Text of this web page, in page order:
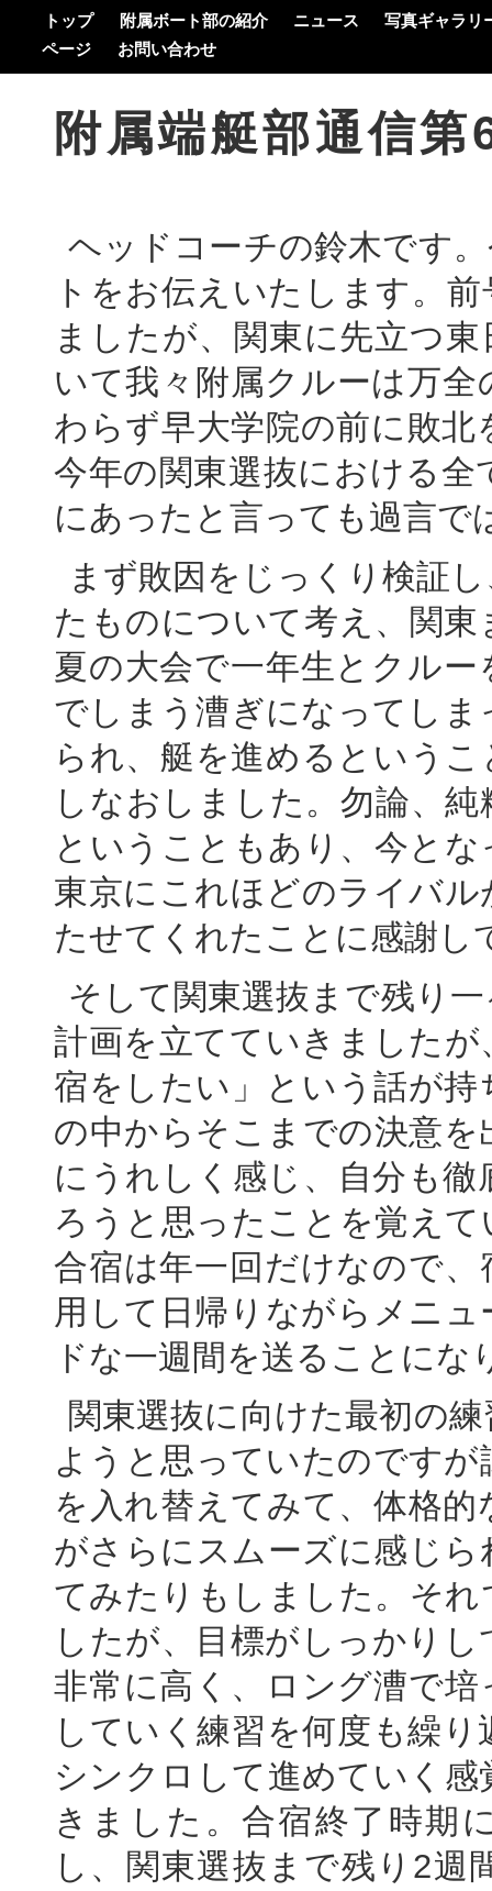
トップ 附属ボート部の紹介 ニュース
写真ギャラリ
ページ
お問い合わせ
附属端艇部通信
ヘッドコーチの鈴木です
トをお伝えいたします。
ましたが、関東に先立つ
いて我々附属クルーは万
わらず早大学院の前に敗
今年の関東選抜における
にあったと言っても過言で
まず敗因をじっくり検証
たものについて考え、関
夏の大会で一年生とクル
でしまう漕ぎになってし
られ、艇を進めるという
しなおしました。勿論、
ということもあり、今と
東京にこれほどのライバ
たせてくれたことに感謝し
そして関東選抜まで残り
計画を立てていきました
宿をしたい」という話が
の中からそこまでの決意
にうれしく感じ、自分も
ろうと思ったことを覚え
合宿は年一回だけなので
用して日帰りながらメニ
ドな一週間を送ることにな
関東選抜に向けた最初の
ようと思っていたのです
を入れ替えてみて、体格
がさらにスムーズに感じ
てみたりもしました。そ
したが、目標がしっかり
非常に高く、ロング漕で
していく練習を何度も繰
シンクロして進めていく
きました。合宿終了時期
し、関東選抜まで残り2週